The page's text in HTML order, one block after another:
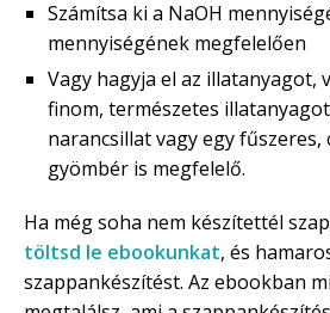
Számítsa ki a NaOH
mennyiségének megfelelően
Vagy hagyja el az illatanyagot,
finom, természetes
narancsillat vagy egy fűszeres,
gyömbér is megfelelő.
Ha még soha nem készítettél
töltsd le ebookunkat, és
szappankészítést. Az ebookban